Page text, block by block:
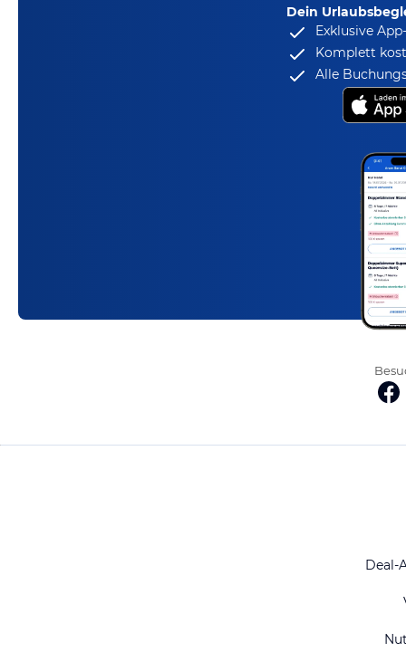
Dein
Exklusive
Komplett
Alle
Deal-